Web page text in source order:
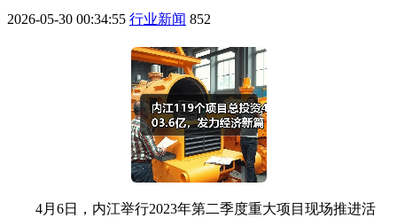
2026-05-30 00:34:55 行业新闻 852
4月6日，内江举行2023年第二季度重大项目现场推进活